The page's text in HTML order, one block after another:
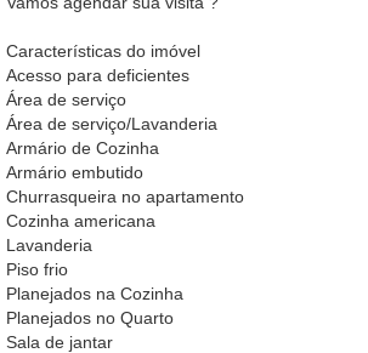
Características do imóvel
Acesso para deficientes
Área de serviço
Área de serviço/Lavanderia
Armário de Cozinha
Armário embutido
Churrasqueira no apartamento
Cozinha americana
Lavanderia
Piso frio
Planejados na Cozinha
Planejados no Quarto
Sala de jantar